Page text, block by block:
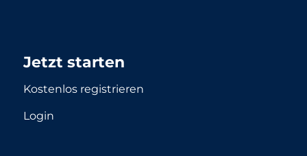
Jetzt starten
Kostenlos registrieren
Login